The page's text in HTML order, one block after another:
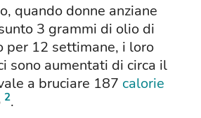
quando donne anziane
3 grammi di olio di
per 12 settimane, i loro
sono aumentati di circa il
a bruciare 187 calorie
2.